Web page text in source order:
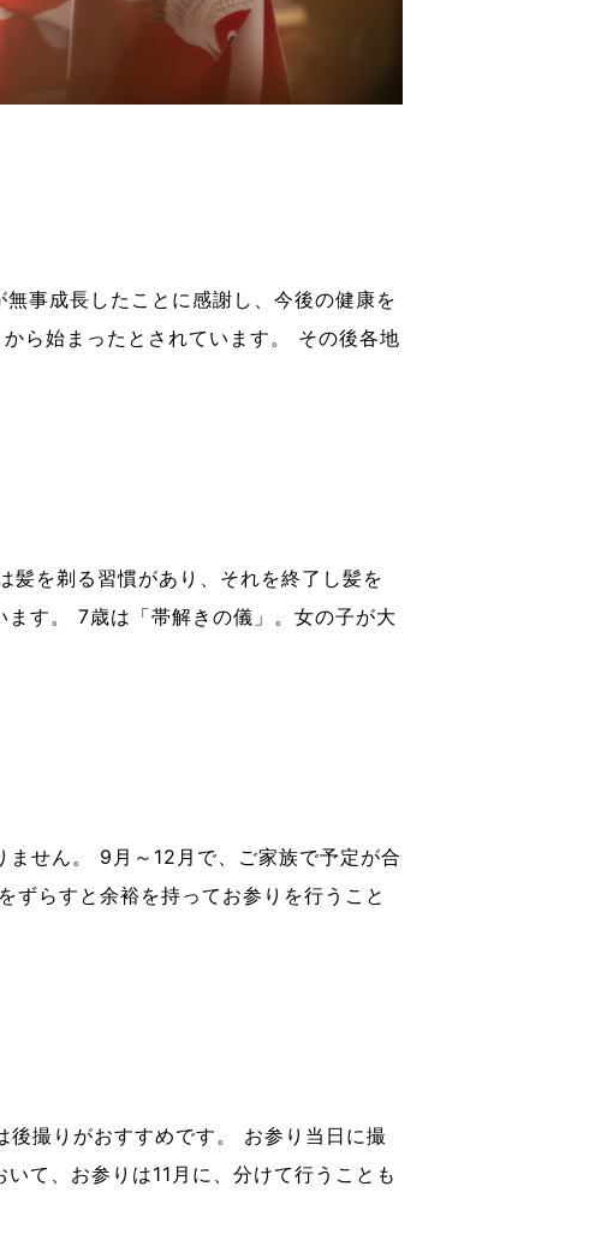
事成長したことに感謝し、今後の健康を
ら始まったとされています。 その後各地
髪を剃る習慣があり、それを終了し髪を
す。 7歳は「帯解きの儀」。女の子が大
せん。 9月～12月で、ご家族で予定が合
ずらすと余裕を持ってお参りを行うこと
撮りがおすすめです。 お参り当日に撮
て、お参りは11月に、分けて行うことも